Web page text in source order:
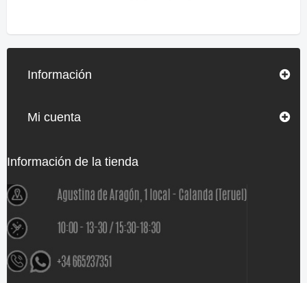
Información
Mi cuenta
Información de la tienda